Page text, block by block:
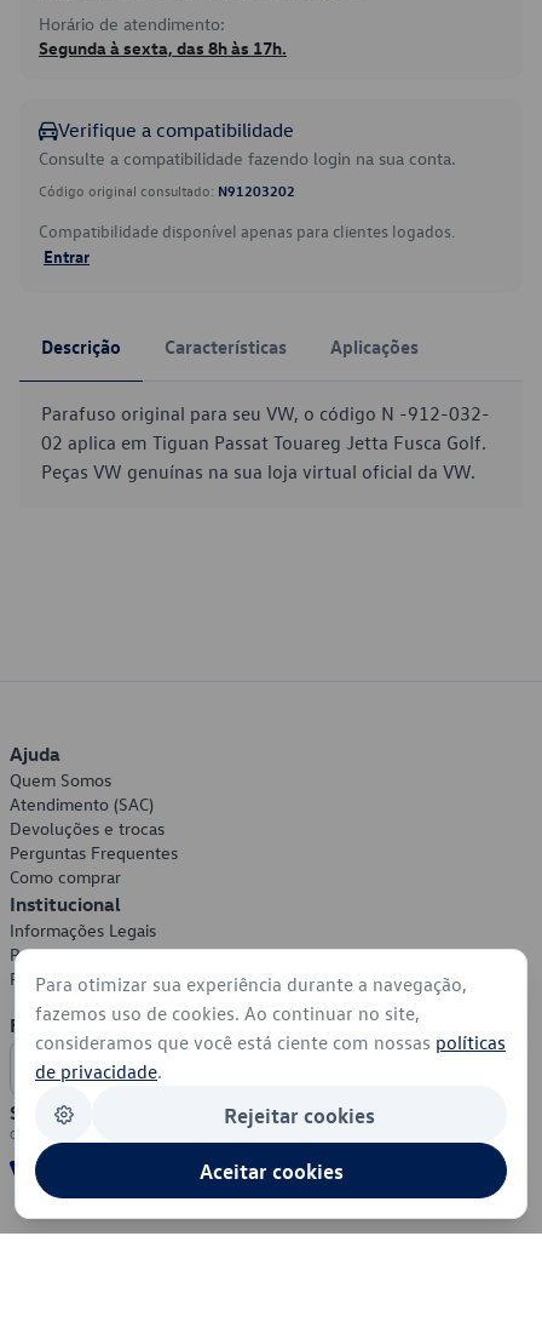
Horário de atendimento:
Segunda à sexta, das 8h às 17h.
Verifique a compatibilidade
Consulte a compatibilidade fazendo login na sua conta.
Código original consultado: N91203202
Compatibilidade disponível apenas para clientes logados.
Entrar
Descrição Características Aplicações
Parafuso original para seu VW, o código N -912-032-
02 aplica em Tiguan Passat Touareg Jetta Fusca Golf.
Peças VW genuínas na sua loja virtual oficial da VW.
Ajuda
Quem Somos
Atendimento (SAC)
Devoluções e trocas
Perguntas Frequentes
Como comprar
Institucional
Informações Legais
Política de Privacidade
Política de Cookies
Formas de Pagamento
Segurança
Para otimizar sua experiência durante a navegação,
fazemos uso de cookies. Ao continuar no site,
consideramos que você está ciente com nossas políticas
de privacidade.
Rejeitar cookies
Aceitar cookies